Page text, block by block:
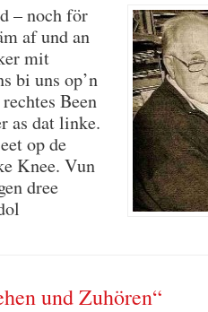
– noch för
af und an
mit
bi uns op’n
Been
as dat linke.
op de
Knee. Vun
dree
und Zuhören“